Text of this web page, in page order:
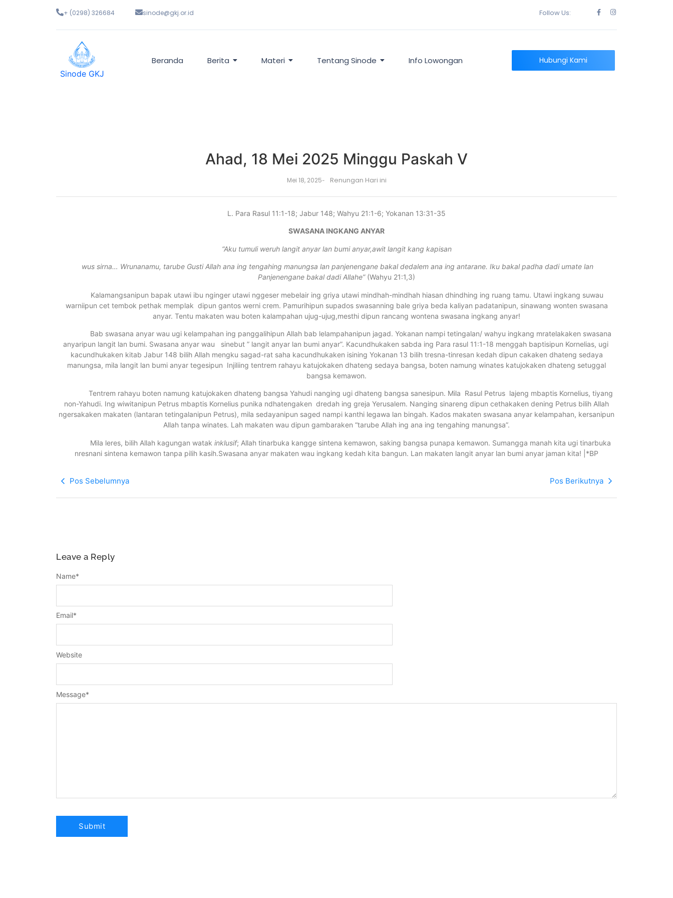
+ (0298) 326684 sinode@gkj.or.id Follow Us:
Sinode GKJ
Beranda Berita Materi Tentang Sinode Info Lowongan Hubungi Kami
Ahad, 18 Mei 2025 Minggu Paskah V
Mei 18, 2025- Renungan Hari ini
L. Para Rasul 11:1-18; Jabur 148; Wahyu 21:1-6; Yokanan 13:31-35
SWASANA INGKANG ANYAR
“Aku tumuli weruh langit anyar lan bumi anyar,awit langit kang kapisan
wus sirna… Wrunanamu, tarube Gusti Allah ana ing tengahing manungsa lan panjenengane bakal dedalem ana ing antarane. Iku bakal padha dadi umate lan
Panjenengane bakal dadi Allahe” (Wahyu 21:1,3)
Kalamangsanipun bapak utawi ibu nginger utawi nggeser mebelair ing griya utawi mindhah-mindhah hiasan dhindhing ing ruang tamu. Utawi ingkang suwau
warniipun cet tembok pethak memplak dipun gantos werni crem. Pamurihipun supados swasanning bale griya beda kaliyan padatanipun, sinawang wonten swasana
anyar. Tentu makaten wau boten kalampahan ujug-ujug,mesthi dipun rancang wontena swasana ingkang anyar!
Bab swasana anyar wau ugi kelampahan ing panggalihipun Allah bab lelampahanipun jagad. Yokanan nampi tetingalan/ wahyu ingkang mratelakaken swasana
anyaripun langit lan bumi. Swasana anyar wau sinebut ” langit anyar lan bumi anyar”. Kacundhukaken sabda ing Para rasul 11:1-18 menggah baptisipun Kornelias, ugi
kacundhukaken kitab Jabur 148 bilih Allah mengku sagad-rat saha kacundhukaken isining Yokanan 13 bilih tresna-tinresan kedah dipun cakaken dhateng sedaya
manungsa, mila langit lan bumi anyar tegesipun Injiliing tentrem rahayu katujokaken dhateng sedaya bangsa, boten namung winates katujokaken dhateng setuggal
bangsa kemawon.
Tentrem rahayu boten namung katujokaken dhateng bangsa Yahudi nanging ugi dhateng bangsa sanesipun. Mila Rasul Petrus lajeng mbaptis Kornelius, tiyang
non-Yahudi. Ing wiwitanipun Petrus mbaptis Kornelius punika ndhatengaken dredah ing greja Yerusalem. Nanging sinareng dipun cethakaken dening Petrus bilih Allah
ngersakaken makaten (lantaran tetingalanipun Petrus), mila sedayanipun saged nampi kanthi legawa lan bingah. Kados makaten swasana anyar kelampahan, kersanipun
Allah tanpa winates. Lah makaten wau dipun gambaraken “tarube Allah ing ana ing tengahing manungsa”.
Mila leres, bilih Allah kagungan watak inklusif; Allah tinarbuka kangge sintena kemawon, saking bangsa punapa kemawon. Sumangga manah kita ugi tinarbuka
nresnani sintena kemawon tanpa pilih kasih.Swasana anyar makaten wau ingkang kedah kita bangun. Lan makaten langit anyar lan bumi anyar jaman kita! |*BP
Pos Sebelumnya Pos Berikutnya
Leave a Reply
Message*
Name*
Email*
Website